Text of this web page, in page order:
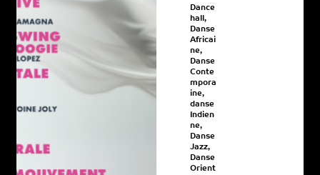
Dance
hall,
Danse
Africai
ne,
Danse
Conte
mpora
ine,
danse
Indien
ne,
Danse
Jazz,
Danse
Orient